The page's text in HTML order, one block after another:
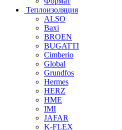
Теплоизоляция
ALSO
Baxi
BROEN
BUGATTI
Cimberio
Global
Grundfos
Hermes
HERZ
HME
IMI
JAFAR
K-FLEX